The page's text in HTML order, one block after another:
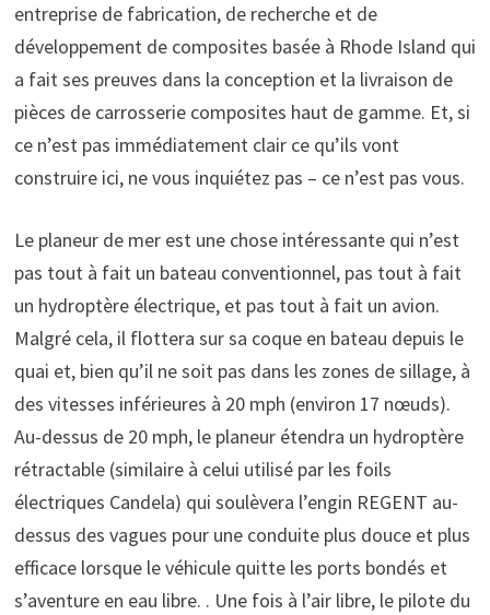
entreprise de fabrication, de recherche et de
développement de composites basée à Rhode Island qui
a fait ses preuves dans la conception et la livraison de
pièces de carrosserie composites haut de gamme. Et, si
ce n’est pas immédiatement clair ce qu’ils vont
construire ici, ne vous inquiétez pas – ce n’est pas vous.
Le planeur de mer est une chose intéressante qui n’est
pas tout à fait un bateau conventionnel, pas tout à fait
un hydroptère électrique, et pas tout à fait un avion.
Malgré cela, il flottera sur sa coque en bateau depuis le
quai et, bien qu’il ne soit pas dans les zones de sillage, à
des vitesses inférieures à 20 mph (environ 17 nœuds).
Au-dessus de 20 mph, le planeur étendra un hydroptère
rétractable (similaire à celui utilisé par les foils
électriques Candela) qui soulèvera l’engin REGENT au-
dessus des vagues pour une conduite plus douce et plus
efficace lorsque le véhicule quitte les ports bondés et
s’aventure en eau libre. . Une fois à l’air libre, le pilote du